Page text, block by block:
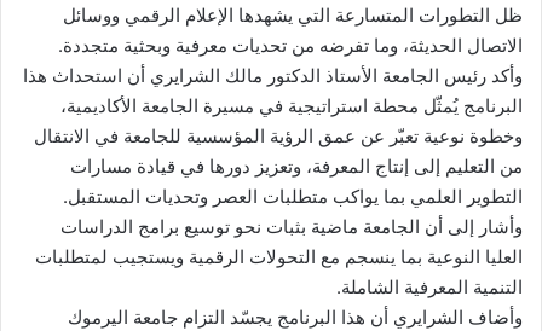
ظل التطورات المتسارعة التي يشهدها الإعلام الرقمي ووسائل
الاتصال الحديثة، وما تفرضه من تحديات معرفية وبحثية متجددة.
وأكد رئيس الجامعة الأستاذ الدكتور مالك الشرايري أن استحداث هذا
البرنامج يُمثّل محطة استراتيجية في مسيرة الجامعة الأكاديمية،
وخطوة نوعية تعبّر عن عمق الرؤية المؤسسية للجامعة في الانتقال
من التعليم إلى إنتاج المعرفة، وتعزيز دورها في قيادة مسارات
التطوير العلمي بما يواكب متطلبات العصر وتحديات المستقبل.
وأشار إلى أن الجامعة ماضية بثبات نحو توسيع برامج الدراسات
العليا النوعية بما ينسجم مع التحولات الرقمية ويستجيب لمتطلبات
التنمية المعرفية الشاملة.
وأضاف الشرايري أن هذا البرنامج يجسّد التزام جامعة اليرموك